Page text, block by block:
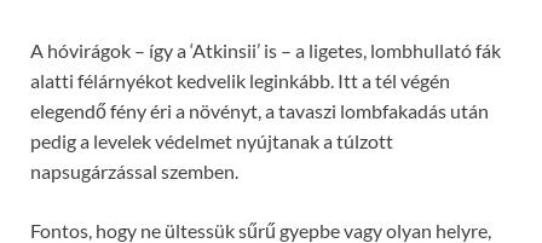
A hóvirágok – így a ‘Atkinsii’ is – a ligetes, lombhullató fák
alatti félárnyékot kedvelik leginkább. Itt a tél végén
elegendő fény éri a növényt, a tavaszi lombfakadás után
pedig a levelek védelmet nyújtanak a túlzott
napsugárzással szemben.
Fontos, hogy ne ültessük sűrű gyepbe vagy olyan helyre,